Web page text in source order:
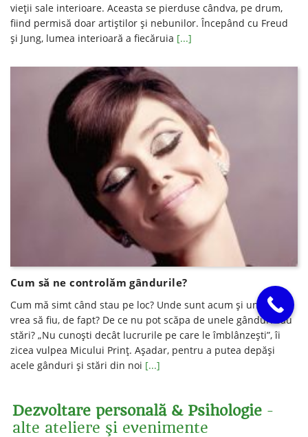
vieții sale interioare. Aceasta se pierduse cândva, pe drum,
fiind permisă doar artiștilor și nebunilor. Începând cu Freud
și Jung, lumea interioară a fiecăruia [...]
Cum să ne controlăm gândurile?
Cum mă simt când stau pe loc? Unde sunt acum şi unde aş
vrea să fiu, de fapt? De ce nu pot scăpa de unele gânduri sau
stări? „Nu cunoşti decât lucrurile pe care le îmblânzeşti”, îi
zicea vulpea Micului Prinţ. Aşadar, pentru a putea depăşi
acele gânduri şi stări din noi [...]
Dezvoltare personală & Psihologie -
alte ateliere şi evenimente